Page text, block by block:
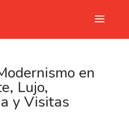
en
Lujo,
y Visitas